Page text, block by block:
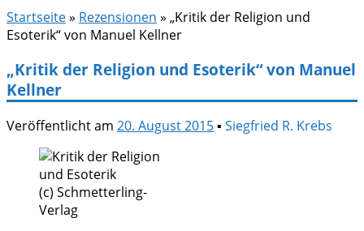
Startseite» Rezensionen » „Kritik der Religion und
Esoterik“ von Manuel Kellner
„Kritik der Religion und Esoterik“ von Manuel
Kellner
Veröffentlicht am 20. August 2015▪ Siegfried R. Krebs
(c) Schmetterling-
Verlag